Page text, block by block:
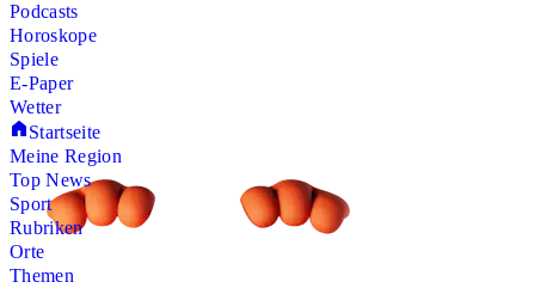
Podcasts
Horoskope
Spiele
E-Paper
Wetter
Startseite
Meine Region
Top News
Sport
Rubriken
Orte
Themen